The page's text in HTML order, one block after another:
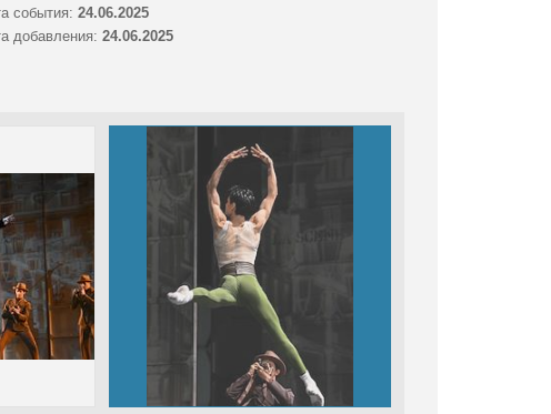
события: 24.06.2025
добавления: 24.06.2025